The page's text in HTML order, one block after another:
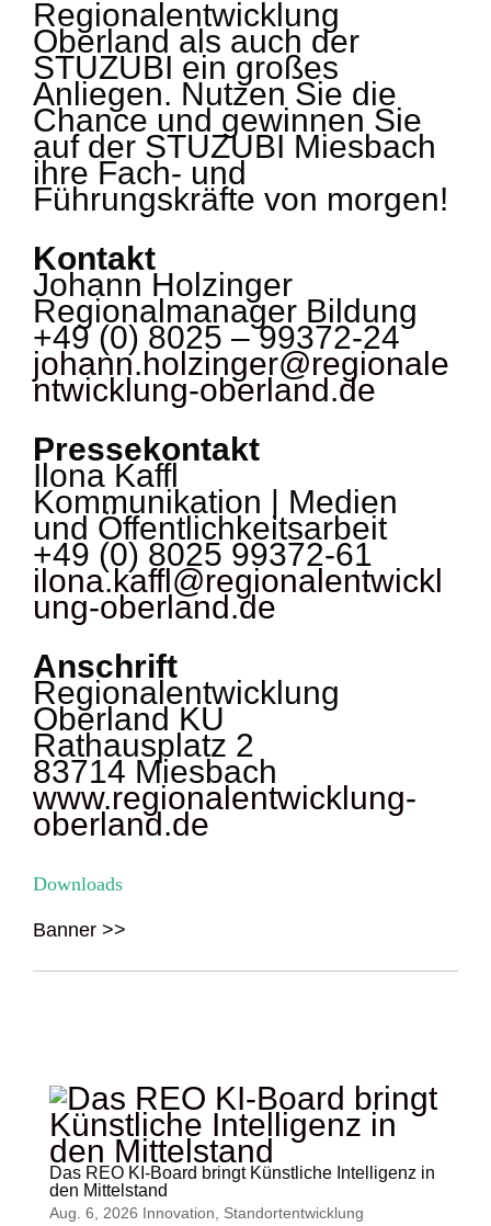
Regionalentwicklung
Oberland als auch der
STUZUBI ein großes
Anliegen. Nutzen Sie die
Chance und gewinnen Sie
auf der STUZUBI Miesbach
ihre Fach- und
Führungskräfte von morgen!
Kontakt
Johann Holzinger
Regionalmanager Bildung
+49 (0) 8025 – 99372-24
johann.holzinger@regionale
ntwicklung-oberland.de
Pressekontakt
Ilona Kaffl
Kommunikation | Medien
und Öffentlichkeitsarbeit
+49 (0) 8025 99372-61
ilona.kaffl@regionalentwickl
ung-oberland.de
Anschrift
Regionalentwicklung
Oberland KU
Rathausplatz 2
83714 Miesbach
www.regionalentwicklung-
oberland.de
Downloads
Banner >>
Das REO KI-Board bringt Künstliche Intelligenz in
den Mittelstand
Aug. 6, 2026 Innovation Standort­entwicklung